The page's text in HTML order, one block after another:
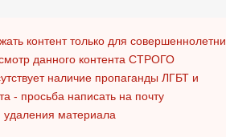
контент только для
данного контента СТРОГО
наличие пропаганды ЛГБТ и
- просьба написать на почту
удаления материала